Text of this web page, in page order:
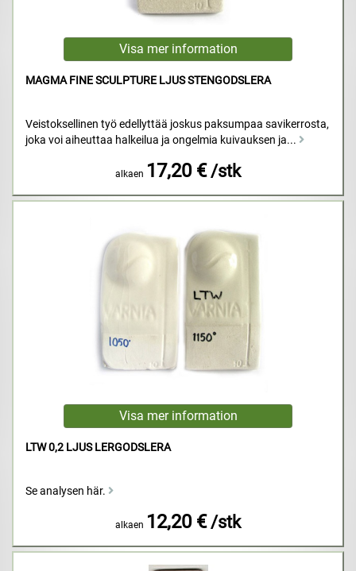
MAGMA FINE SCULPTURE LJUS STENGODSLERA
Veistoksellinen työ edellyttää joskus paksumpaa savikerrosta,
joka voi aiheuttaa halkeilua ja ongelmia kuivauksen ja...
alkaen 17,20 € /stk
LTW 0,2 LJUS LERGODSLERA
Se analysen här.
alkaen 12,20 € /stk